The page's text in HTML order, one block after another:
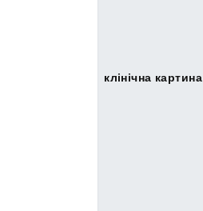
клінічна картина